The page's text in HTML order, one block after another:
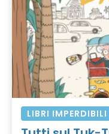
LIBRI IMPERDIBILI